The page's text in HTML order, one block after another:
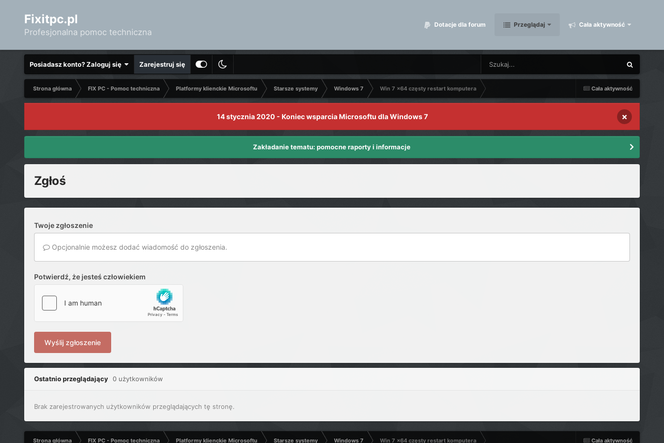
Fixitpc.pl
Profesjonalna pomoc techniczna
Dotacje dla forum Przeglądaj Cała aktywność
Posiadasz konto? Zaloguj się Zarejestruj się
Cała aktywność
Strona główna FIX PC - Pomoc techniczna Platformy klienckie Microsoftu Starsze systemy Windows 7 Win 7 x64 częsty restart komputera
14 stycznia 2020 - Koniec wsparcia Microsoftu dla Windows 7 ×
Zakładanie tematu: pomocne raporty i informacje
Zgłoś
Twoje zgłoszenie
Opcjonalnie możesz dodać wiadomość do zgłoszenia.
Potwierdź, że jesteś człowiekiem
Wyślij zgłoszenie
Ostatnio przeglądający 0 użytkowników
Brak zarejestrowanych użytkowników przeglądających tę stronę.
Cała aktywność
Strona główna FIX PC - Pomoc techniczna Platformy klienckie Microsoftu Starsze systemy Windows 7 Win 7 x64 częsty restart komputera